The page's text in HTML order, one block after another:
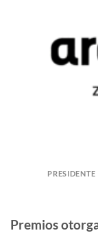
Premios